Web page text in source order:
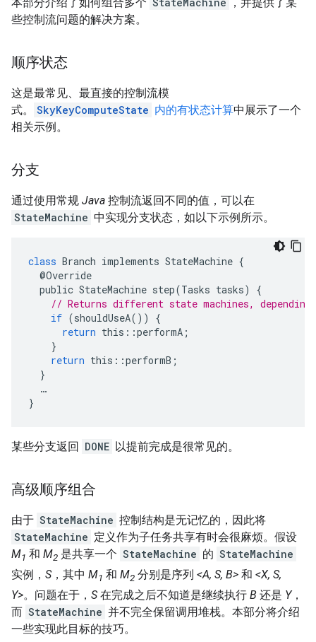
些控制流问题的解决方案。
顺序状态
这是最常见、最直接的控制流模
式。
SkyKeyComputeState 内的有状态计算中展示了一个
相关示例。
分支
通过使用常规 Java 控制流返回不同的值，可以在
StateMachine 中实现分支状态，如以下示例所示。
class Branch implements StateMachine {
@Override
public StateMachine step(Tasks tasks)
{
// Returns different state machines,
if (shouldUseA())
{
return this ::performA ;
}
return this ::performB ;
}
…
}
某些分支返回 DONE 以提前完成是很常见的。
高级顺序组合
由于 StateMachine 控制结构是无记忆的，因此将
StateMachine 定义作为子任务共享有时会很麻烦。假设
M1 和 M2 是共享一个 StateMachine 的 StateMachine
实例， S，其中 M1 和 M2 分别是序列 <A, S, B> 和 <X, S,
Y>。问题在于， S在完成之后不知道是继续执行 B 还是 Y，
而 StateMachine 并不完全保留调用堆栈。本部分将介绍
一些实现此目标的技巧。